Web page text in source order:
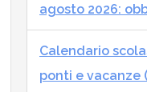
agosto 2026:
Calendario
ponti e vacanze